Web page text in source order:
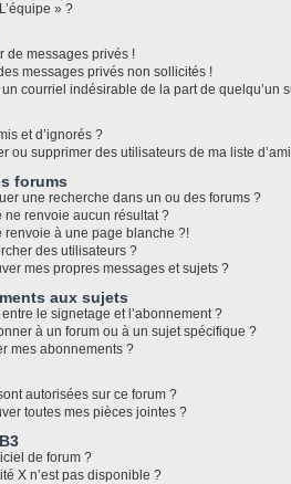
» ?
de messages privés !
messages privés non sollicités !
courriel indésirable de la part de quelqu’un
et d’ignorés ?
ou supprimer des utilisateurs de ma liste
forums
une recherche dans un ou des forums ?
ne renvoie aucun résultat ?
renvoie à une page blanche ?!
des utilisateurs ?
mes propres messages et sujets ?
aux sujets
le signetage et l’abonnement ?
à un forum ou à un sujet spécifique ?
mes abonnements ?
autorisées sur ce forum ?
toutes mes pièces jointes ?
de forum ?
X n’est pas disponible ?